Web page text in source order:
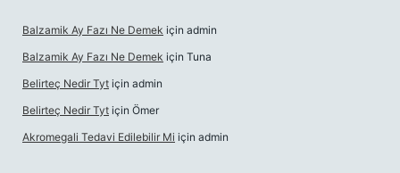
Balzamik Ay Fazı Ne Demek için admin
Balzamik Ay Fazı Ne Demek için Tuna
Belirteç Nedir Tyt için admin
Belirteç Nedir Tyt için Ömer
Akromegali Tedavi Edilebilir Mi için admin